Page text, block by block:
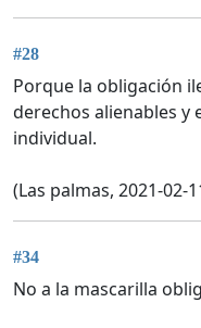
#28
Porque la obligación
derechos alienables y
individual.
(Las palmas, 2021-02-
#34
No a la mascarilla